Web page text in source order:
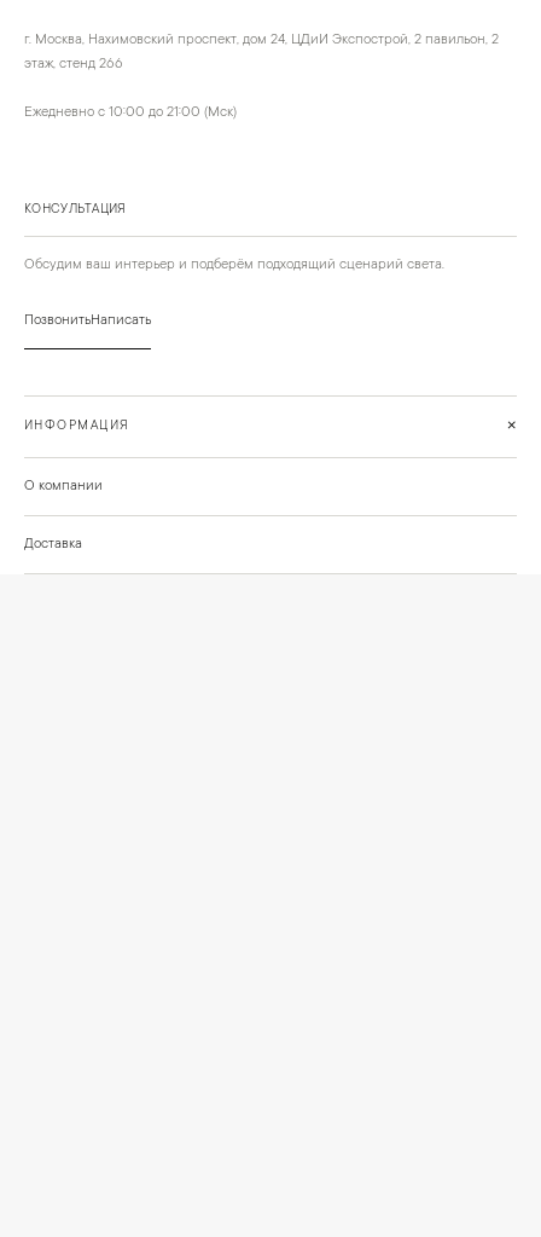
г. Москва, Нахимовский проспект, дом 24, ЦДиИ Экспострой, 2 павильон, 2
этаж, стенд 266
Ежедневно с 10:00 до 21:00 (Мск)
КОНСУЛЬТАЦИЯ
Обсудим ваш интерьер и подберём подходящий сценарий света.
ПозвонитьНаписать
ИНФОРМАЦИЯ +
О компании
Доставка